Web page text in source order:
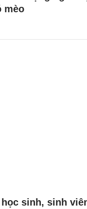
mèo
học sinh, sinh